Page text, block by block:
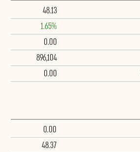
48.13
1.65%
0.00
896,104
0.00
0.00
48.37